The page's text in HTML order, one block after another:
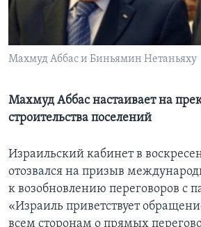
Learning English
СОЦИАЛЬНЫЕ СЕТИ
Махмуд Аббас и Биньямин Нетаньяху
Махмуд Аббас настаивает на
строительства поселений
Израильский кабинет в
отозвался на призыв
к возобновлению переговоров с
«Израиль приветствует
всем сторонам о прямых